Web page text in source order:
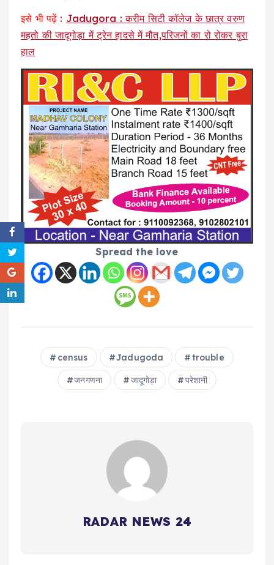
इसे भी पढ़ें : Jadugora : करीम सिटी कॉलेज के छात्र वरुण
महतो की जादूगोड़ा में ट्रेन हादसे में मौत,परिजनों का रो रोकर बुरा
हाल
Spread the love
census Jadugoda trouble
जनगणना जादूगोड़ा परेशानी
RADAR NEWS 24